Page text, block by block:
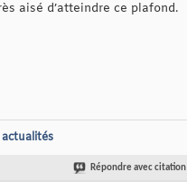
aisé d’atteindre ce plafond.
actualités
Répondre avec citation